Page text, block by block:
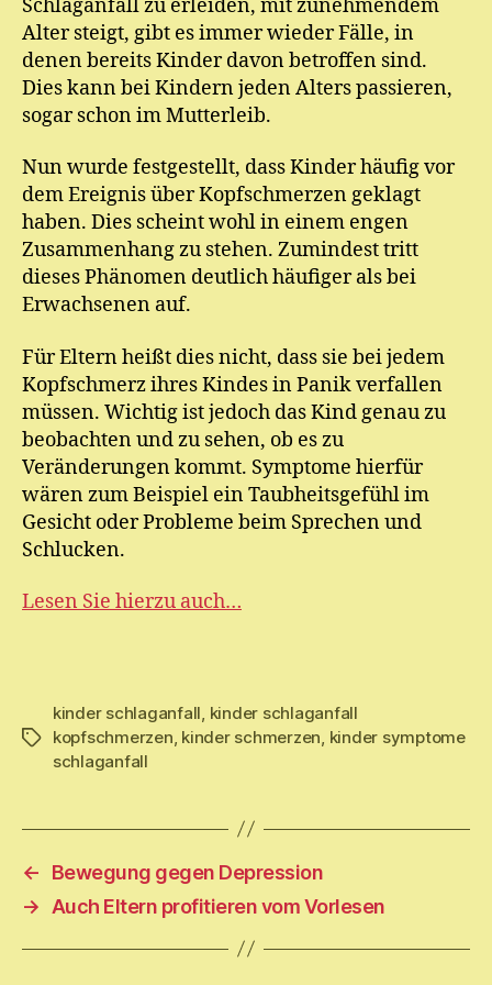
Schlaganfall zu erleiden, mit zunehmendem
Alter steigt, gibt es immer wieder Fälle, in
denen bereits Kinder davon betroffen sind.
Dies kann bei Kindern jeden Alters passieren,
sogar schon im Mutterleib.
Nun wurde festgestellt, dass Kinder häufig vor
dem Ereignis über Kopfschmerzen geklagt
haben. Dies scheint wohl in einem engen
Zusammenhang zu stehen. Zumindest tritt
dieses Phänomen deutlich häufiger als bei
Erwachsenen auf.
Für Eltern heißt dies nicht, dass sie bei jedem
Kopfschmerz ihres Kindes in Panik verfallen
müssen. Wichtig ist jedoch das Kind genau zu
beobachten und zu sehen, ob es zu
Veränderungen kommt. Symptome hierfür
wären zum Beispiel ein Taubheitsgefühl im
Gesicht oder Probleme beim Sprechen und
Schlucken.
Lesen Sie hierzu auch…
Schlagwörter
kinder schlaganfall kinder schlaganfall
kopfschmerzen kinder schmerzen kinder symptome
schlaganfall
←
Bewegung gegen Depression
→
Auch Eltern profitieren vom Vorlesen